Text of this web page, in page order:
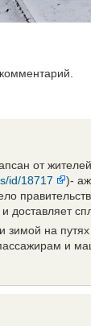
от
id/18717
)-
доставляет
зимой на
и